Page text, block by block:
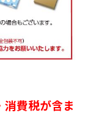
費税が含ま